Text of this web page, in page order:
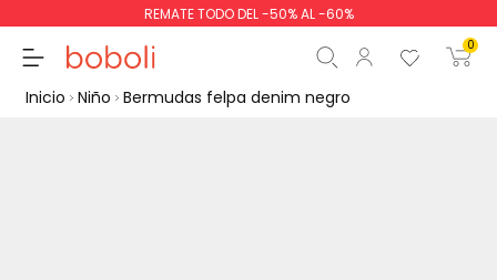
REMATE TODO DEL -50% AL -60%
0
Inicio Niño Bermudas felpa denim negro